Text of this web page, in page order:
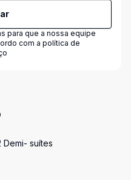
para que a nossa equipe
com a política de
Demi- suítes